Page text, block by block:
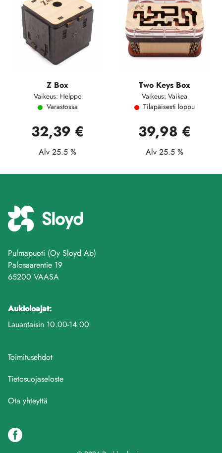
Z Box
Vaikeus: Helppo
Varastossa
32,39 €
Alv 25.5 %
Two Keys Box
Vaikeus: Vaikea
Tilapäisesti loppu
39,98 €
Alv 25.5 %
Pulmapuoti (Oy Sloyd Ab)
Palosaarentie 19
65200 VAASA
Aukioloajat:
Lauantaisin 10.00-14.00
Toimitusehdot
Tietosuojaseloste
Ota yhteyttä